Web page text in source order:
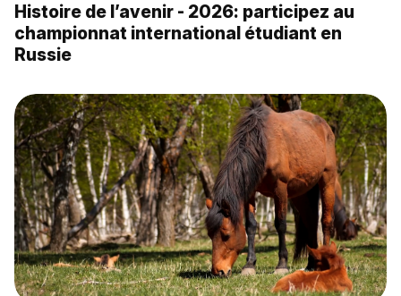
Histoire de l’avenir - 2026: participez au
championnat international étudiant en
Russie